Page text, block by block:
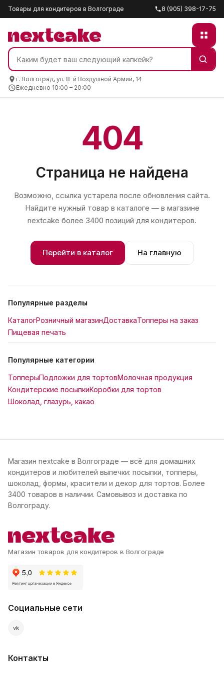
Товары для кондитеров в Волгограде 8 (905) 398-17-75
г. Волгоград, ул. 8-й Воздушной Армии, 14
Ежедневно 10:00 – 20:00
404
Страница не найдена
Возможно, ссылка устарела после обновления сайта.
Найдите нужный товар в каталоге — в магазине
nextcake более 3400 позиций для кондитеров.
Перейти в каталог На главную
Популярные разделы
КаталогРозничный магазинДоставкаТопперы на заказ
Пищевая печать
Популярные категории
ТопперыПодложки для тортовМолочная продукция
Кондитерские посыпкиКоробки для тортов
Шоколад, глазурь, какао
Магазин nextcake в Волгограде — всё для домашних
кондитеров и любителей выпечки: посыпки, топперы,
шоколад, формы, красители и декор для тортов. Более
3400 товаров в наличии. Самовывоз и доставка по
Волгограду.
Магазин товаров для кондитеров в Волгограде
Социальные сети
vk
Контакты